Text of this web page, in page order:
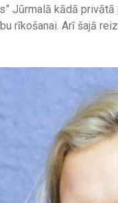
Jūrmalā kādā
rīkošanai. Arī šajā